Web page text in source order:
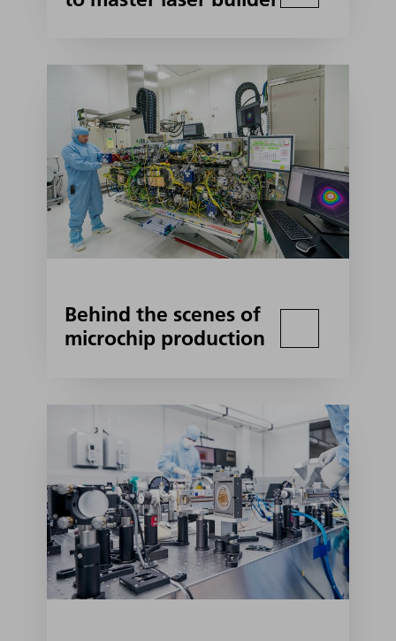
Behind the scenes of
microchip production